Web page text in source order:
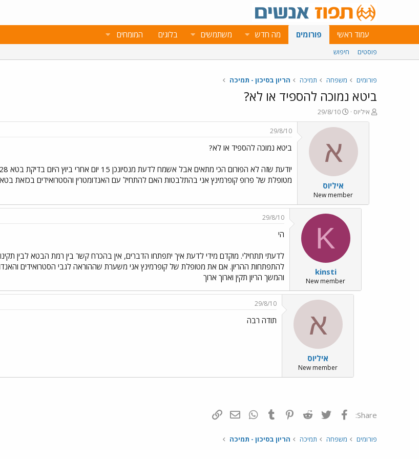
עמוד ראשי פורומים מה חדש משתמשים בלוגים המומחים
פוסטים חיפוש
פורומים משפחה תמיכה הריון בסיכון - תמיכה
ביטא נמוכה להספיד או לא?
פ
ו
איליוס
פ
ו
ר
ם
ב
א
ר
י
ך
29/8/10
א
איליוס
New member
29/8/10
ביטא נמוכה להספיד או לא?
מטופלת של פרופ קופרמינץ אני בהתלבטות האם להתחיל עם האנדומטרין והסטרואידים בכזאת
K
kinsti
New member
29/8/10
הי
לדעתי תתחילי. מוקדם מידי לדעת איך יתפתחו הדברים, אין בהכרח קשר בין רמת הבטא לבין
להתפתחות ההריון. אם את מטופלת של קופרמינץ אני משערת שההוראה לגבי הסטרואידים
והמשך הריון תקין וארוך ארוך
א
איליוס
New member
29/8/10
תודה רבה
Share: פייסבוק Twitter
Reddit
Pinterest
Tumblr
WhatsAppדואר אלקטרוני
פורומים משפחה תמיכה הריון בסיכון - תמיכה